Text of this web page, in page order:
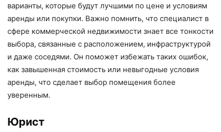
варианты, которые будут лучшими по цене и условиям
аренды или покупки. Важно помнить, что специалист в
сфере коммерческой недвижимости знает все тонкости
выбора, связанные с расположением, инфраструктурой
и даже соседями. Он поможет избежать таких ошибок,
как завышенная стоимость или невыгодные условия
аренды, что сделает выбор помещения более
уверенным.
Юрист